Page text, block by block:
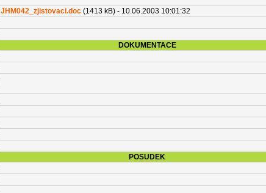
JHM042_zjistovaci.doc (1413 kB) - 10.06.2003 10:01:32
DOKUMENTACE
POSUDEK